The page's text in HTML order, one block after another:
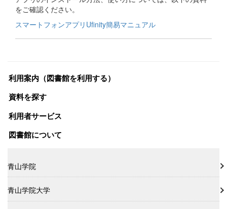
をご確認ください。
スマートフォンアプリUfinity簡易マニュアル
利用案内（図書館を利用する）
資料を探す
利用者サービス
図書館について
青山学院
青山学院大学